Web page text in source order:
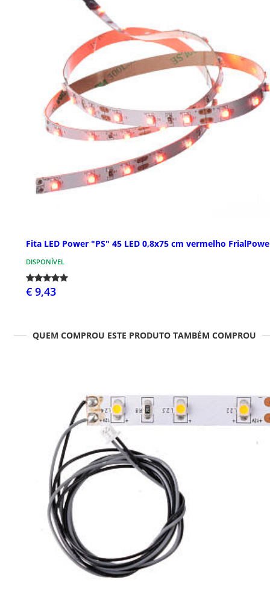
Fita LED Power "PS" 45 LED 0,8x75 cm vermelho
DISPONÍVEL
€ 9,43
QUEM COMPROU ESTE PRODUTO TAMBÉM COMPROU